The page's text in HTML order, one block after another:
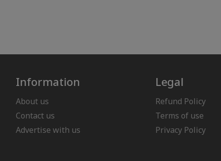
Information
About us
Contact us
Advertise with us
Legal
Refund Policy
Terms of use
Privacy Policy